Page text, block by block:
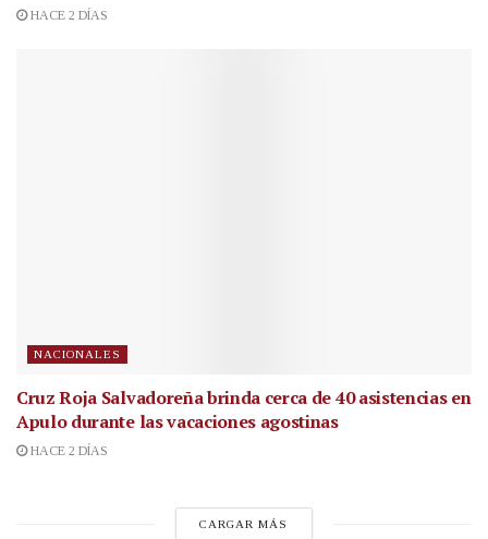
HACE 2 DÍAS
NACIONALES
Cruz Roja Salvadoreña brinda cerca de 40 asistencias en
Apulo durante las vacaciones agostinas
HACE 2 DÍAS
CARGAR MÁS